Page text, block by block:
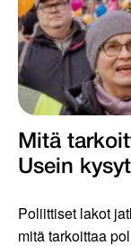
Mitä
Usein
Poliittiset lakot
mitä tarkoittaa